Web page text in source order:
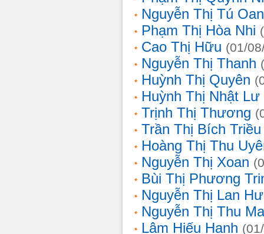
Nguyễn Thị Tú
Phạm Thị Hòa Nhi
Cao Thị Hữu (01/
Nguyễn Thị Thanh
Huỳnh Thị Quyên
Huỳnh Thị Nhật Lư
Trịnh Thị Thương
Trần Thị Bích Triều
Hoàng Thị Thu
Nguyễn Thị Xoan
Bùi Thị Phương
Nguyễn Thị Lan
Nguyễn Thị Thu
Lâm Hiếu Hạnh